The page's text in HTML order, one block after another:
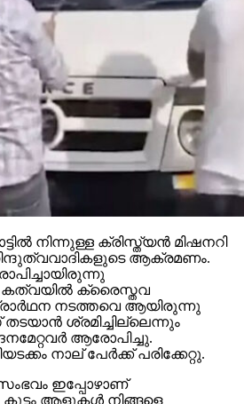
നിന്നുള്ള ക്രിസ്ത്യന്‍ മിഷനറി
ആക്രമണം.
ക്രൈസ്തവ
നടത്തവെ ആയിരുന്നു
ശ്രമിച്ചില്ലെന്നും
ആരോപിച്ചു.
നാല് പേര്‍ക്ക് പരിക്കേറ്റു.
ഇപ്പോഴാണ്
ആളുകള്‍ നിങ്ങളെ